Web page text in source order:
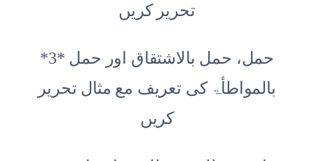
تحریر کریں
*3* حمل، حمل بالاشتقاق اور حمل
بالمواطأۃ کی تعریف مع مثال تحریر
کریں